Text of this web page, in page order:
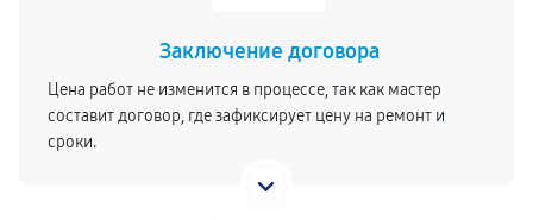
Заключение договора
Цена работ не изменится в процессе, так как мастер
составит договор, где зафиксирует цену на ремонт и
сроки.